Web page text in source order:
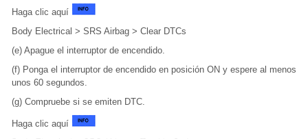
Haga clic aquí
Body Electrical > SRS Airbag > Clear DTCs
(e) Apague el interruptor de encendido.
(f) Ponga el interruptor de encendido en posición ON y espere al menos
unos 60 segundos.
(g) Compruebe si se emiten DTC.
Haga clic aquí